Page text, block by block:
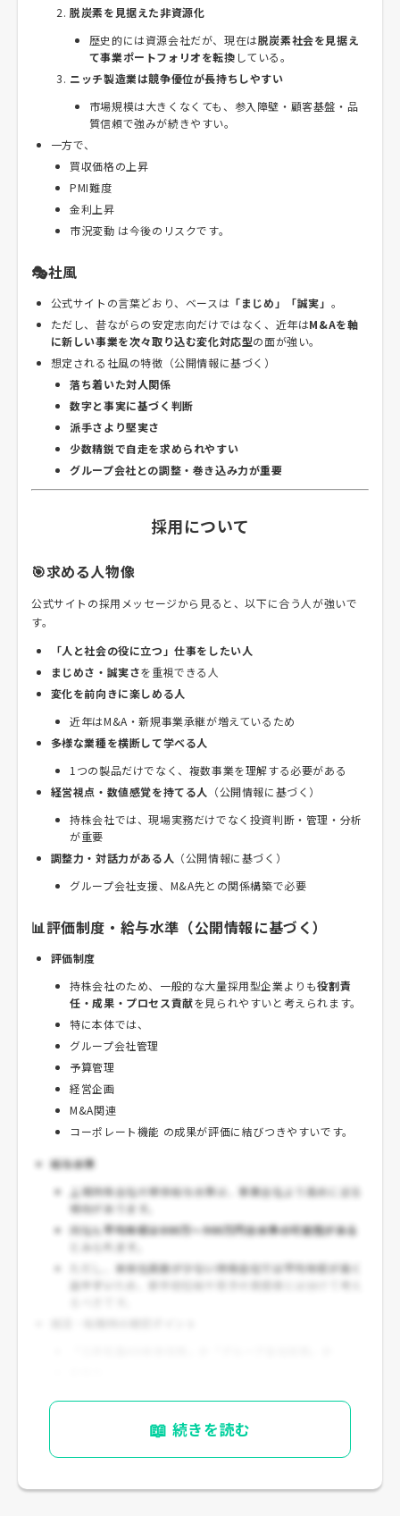
脱炭素を見据えた非資源化
歴史的には資源会社だが、現在は脱炭素社会を見据え
て事業ポートフォリオを転換 している。
ニッチ製造業は競争優位が長持ちしやすい
市場規模は大きくなくても、参入障壁・顧客基盤・品
質信頼で強みが続きやすい。
一方で、
買収価格の上昇
PMI難度
金利上昇
市況変動 は今後のリスクです。
🎭社風
公式サイトの言葉どおり、ベースは 「まじめ」「誠実」 。
ただし、昔ながらの安定志向だけではなく、近年はM&Aを軸
に新しい事業を次々取り込む変化対応型の面が強い。
想定される社風の特徴（公開情報に基づく）
落ち着いた対人関係
数字と事実に基づく判断
派手さより堅実さ
少数精鋭で自走を求められやすい
グループ会社との調整・巻き込み力が重要
採用について
🎯求める人物像
公式サイトの採用メッセージから見ると、以下に合う人が強いで
す。
「人と社会の役に立つ」仕事をしたい人
まじめさ・誠実さを重視できる人
変化を前向きに楽しめる人
近年はM&A・新規事業承継が増えているため
多様な業種を横断して学べる人
1つの製品だけでなく、複数事業を理解する必要がある
経営視点・数値感覚を持てる人 （公開情報に基づく）
持株会社では、現場実務だけでなく投資判断・管理・分析
が重要
調整力・対話力がある人 （公開情報に基づく）
グループ会社支援、M&A先との関係構築で必要
📊評価制度・給与水準（公開情報に基づく）
評価制度
持株会社のため、一般的な大量採用型企業よりも役割責
任・成果・プロセス貢献を見られやすいと考えられます。
特に本体では、
グループ会社管理
予算管理
経営企画
M&A関連
コーポレート機能 の成果が評価に結びつきやすいです。
給与水準
上場持株会社の単体給与水準は、事業会社より高めに出る
傾向があります。
同社も平均年収は800万～900万円台水準の可能性がある
とみられます。
本体社員数が少ない持株会社では平均年収が高く
出やすい
ため、新卒初任給や若手の実感値とは分けて考え
年収レンジと賞与算定基準
📖 続きを読む